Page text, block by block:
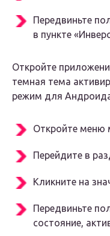
Передвиньте
в пункте
Откройте
темная тема
режим для
Откройте меню
Перейдите в
Кликните на
Передвиньте
состояние,